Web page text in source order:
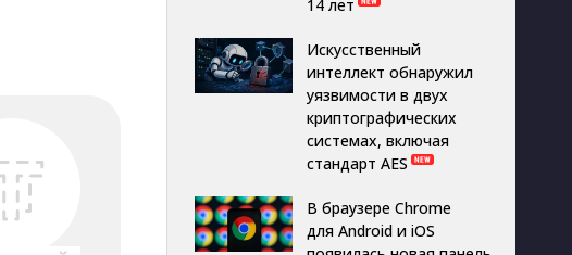
14 лет
Искусственный
интеллект обнаружил
уязвимости в двух
криптографических
системах, включая
стандарт AES
В браузере Chrome
для Android и iOS